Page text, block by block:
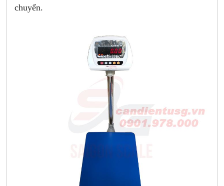
chuyển.